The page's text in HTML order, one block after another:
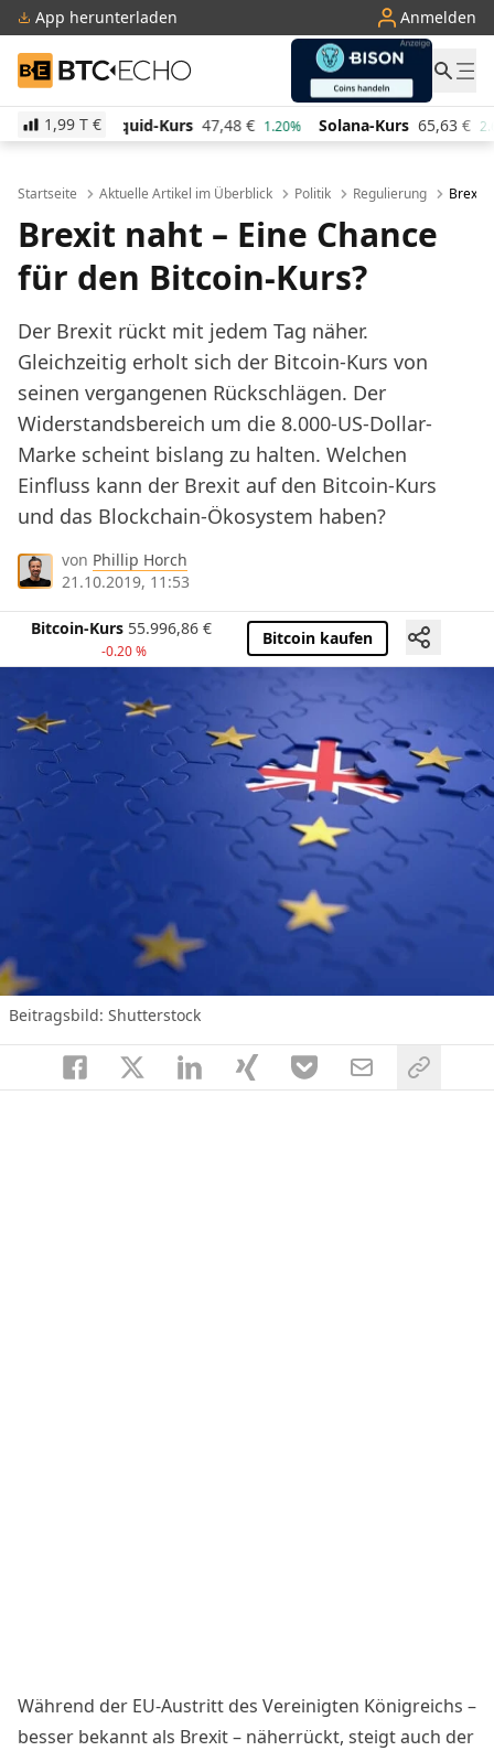
App herunterladen Anmelden
BTC-ECHO
1,99 T €
47,48 € 1.20% Solana-Kurs 65,63 € 2.60% TRON-Kurs
Startseite Aktuelle Artikel im Überblick Politik Regulierung Brexit
Brexit naht – Eine Chance
für den Bitcoin-Kurs?
Der Brexit rückt mit jedem Tag näher.
Gleichzeitig erholt sich der Bitcoin-Kurs von
seinen vergangenen Rückschlägen. Der
Widerstandsbereich um die 8.000-US-Dollar-
Marke scheint bislang zu halten. Welchen
Einfluss kann der Brexit auf den Bitcoin-Kurs
und das Blockchain-Ökosystem haben?
von Phillip Horch
21.10.2019, 11:53
Bitcoin-Kurs 55.996,86 €
-0.20 %
Bitcoin kaufen
Beitragsbild: Shutterstock
Während der EU-Austritt des Vereinigten Königreichs –
besser bekannt als Brexit – näherrückt, steigt auch der